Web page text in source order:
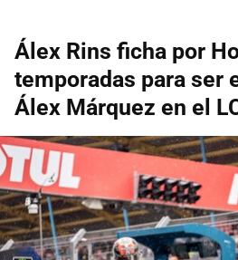
Álex Rins ficha por
temporadas para ser
Álex Márquez en el